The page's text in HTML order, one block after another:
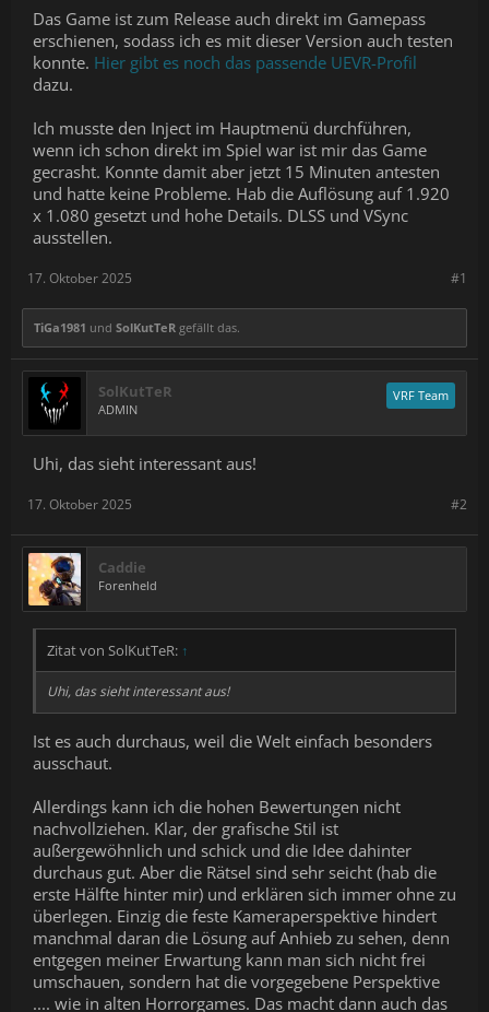
Das Game ist zum Release auch direkt im Gamepass
erschienen, sodass ich es mit dieser Version auch testen
konnte. Hier gibt es noch das passende UEVR-Profil
dazu.
Ich musste den Inject im Hauptmenü durchführen,
wenn ich schon direkt im Spiel war ist mir das Game
gecrasht. Konnte damit aber jetzt 15 Minuten antesten
und hatte keine Probleme. Hab die Auflösung auf 1.920
x 1.080 gesetzt und hohe Details. DLSS und VSync
ausstellen.
#1
17. Oktober 2025
TiGa1981 und SolKutTeR gefällt das.
SolKutTeR
ADMIN
VRF Team
Uhi, das sieht interessant aus!
#2
17. Oktober 2025
Caddie
Forenheld
Zitat von SolKutTeR: ↑
Uhi, das sieht interessant aus!
Ist es auch durchaus, weil die Welt einfach besonders
ausschaut.
Allerdings kann ich die hohen Bewertungen nicht
nachvollziehen. Klar, der grafische Stil ist
außergewöhnlich und schick und die Idee dahinter
durchaus gut. Aber die Rätsel sind sehr seicht (hab die
erste Hälfte hinter mir) und erklären sich immer ohne zu
überlegen. Einzig die feste Kameraperspektive hindert
manchmal daran die Lösung auf Anhieb zu sehen, denn
entgegen meiner Erwartung kann man sich nicht frei
umschauen, sondern hat die vorgegebene Perspektive
.... wie in alten Horrorgames. Das macht dann auch das